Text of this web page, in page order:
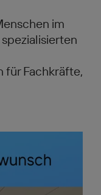
im
Fachkräfte,